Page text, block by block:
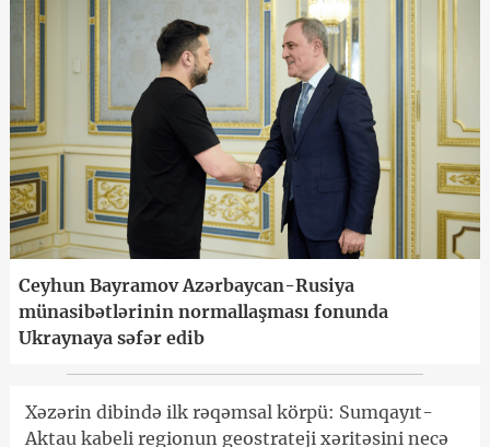
Ceyhun Bayramov Azərbaycan-Rusiya
münasibətlərinin normallaşması fonunda
Ukraynaya səfər edib
Xəzərin dibində ilk rəqəmsal körpü: Sumqayıt-
Aktau kabeli regionun geostrateji xəritəsini necə